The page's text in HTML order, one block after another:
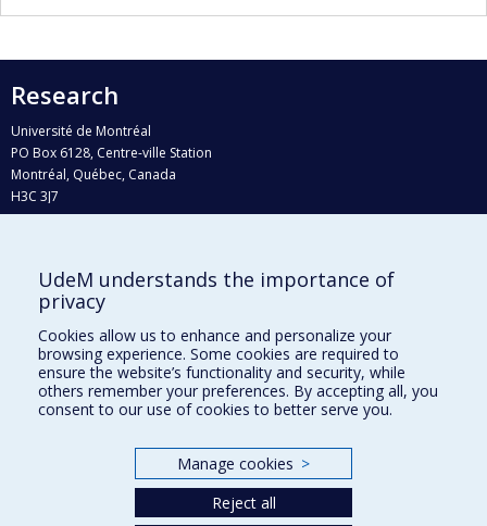
Research
Université de Montréal
PO Box 6128, Centre-ville Station
Montréal, Québec, Canada
H3C 3J7
Who does what?
Find us
Site map
Accessibility
UdeM understands the importance of
privacy
Cookies allow us to enhance and personalize your
browsing experience. Some cookies are required to
ensure the website’s functionality and security, while
others remember your preferences. By accepting all, you
consent to our use of cookies to better serve you.
Manage cookies >
Reject all